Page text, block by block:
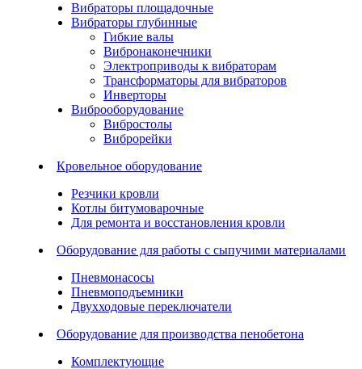
Вибраторы площадочные
Вибраторы глубинные
Гибкие валы
Вибронаконечники
Электроприводы к вибраторам
Трансформаторы для вибраторов
Инверторы
Виброоборудование
Вибростолы
Виброрейки
Кровельное оборудование
Резчики кровли
Котлы битумоварочные
Для ремонта и восстановления кровли
Оборудование для работы с сыпучими материалами
Пневмонасосы
Пневмоподъемники
Двухходовые переключатели
Оборудование для производства пенобетона
Комплектующие